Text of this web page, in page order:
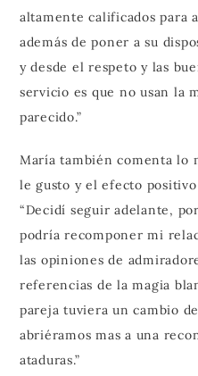
altamente calificados para
además de poner a su
y desde el respeto y las
servicio es que no usan la
parecido.”
María también comenta lo
le gusto y el efecto
“Decidí seguir adelante,
podría recomponer mi
las opiniones de
referencias de la magia
pareja tuviera un cambio
abriéramos mas a una
ataduras.”